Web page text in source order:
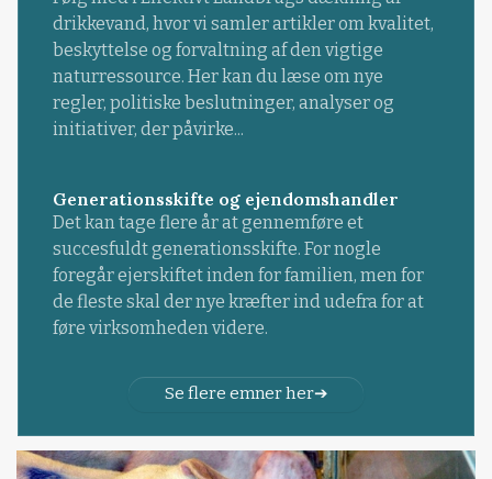
drikkevand, hvor vi samler artikler om kvalitet,
beskyttelse og forvaltning af den vigtige
naturressource. Her kan du læse om nye
regler, politiske beslutninger, analyser og
initiativer, der påvirke...
Generationsskifte og ejendomshandler
Det kan tage flere år at gennemføre et
succesfuldt generationsskifte. For nogle
foregår ejerskiftet inden for familien, men for
de fleste skal der nye kræfter ind udefra for at
føre virksomheden videre.
Se flere emner her